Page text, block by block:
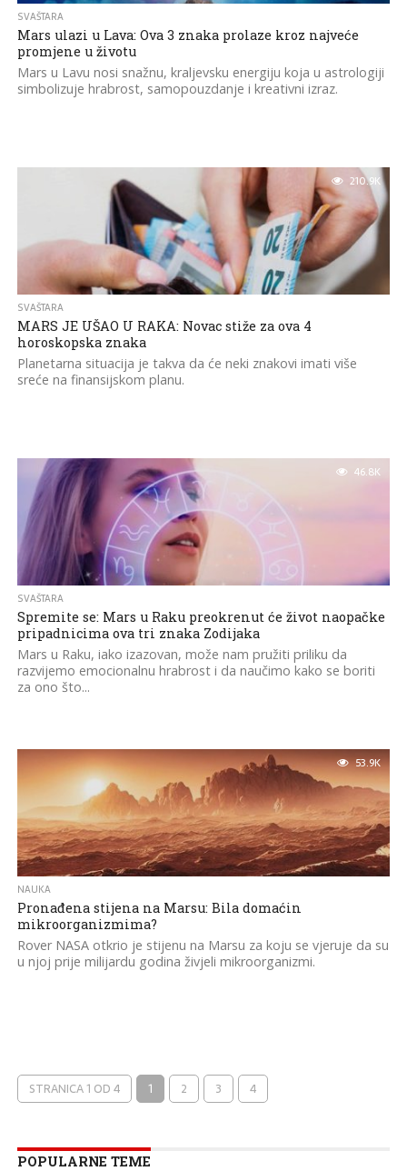
SVAŠTARA
Mars ulazi u Lava: Ova 3 znaka prolaze kroz najveće
promjene u životu
Mars u Lavu nosi snažnu, kraljevsku energiju koja u astrologiji
simbolizuje hrabrost, samopouzdanje i kreativni izraz.
210.9K
SVAŠTARA
MARS JE UŠAO U RAKA: Novac stiže za ova 4
horoskopska znaka
Planetarna situacija je takva da će neki znakovi imati više
sreće na finansijskom planu.
46.8K
SVAŠTARA
Spremite se: Mars u Raku preokrenut će život naopačke
pripadnicima ova tri znaka Zodijaka
Mars u Raku, iako izazovan, može nam pružiti priliku da
razvijemo emocionalnu hrabrost i da naučimo kako se boriti
za ono što...
53.9K
NAUKA
Pronađena stijena na Marsu: Bila domaćin
mikroorganizmima?
Rover NASA otkrio je stijenu na Marsu za koju se vjeruje da su
u njoj prije milijardu godina živjeli mikroorganizmi.
STRANICA 1 OD 4 1 2 3 4
POPULARNE TEME